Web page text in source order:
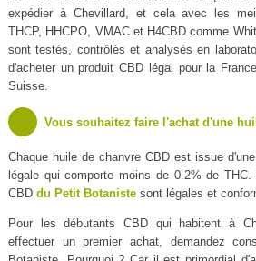
expédier à Chevillard, et cela avec les
THCP, HHCPO, VMAC et H4CBD comme
sont testés, contrôlés et analysés en
d'acheter un produit CBD légal pour la
Suisse.
Vous souhaitez faire l'achat d'une
Chaque huile de chanvre CBD est issue
légale qui comporte moins de 0.2% de
CBD du Petit Botanistesont légales et
Pour les débutants CBD qui habitent à
effectuer un premier achat, demandez